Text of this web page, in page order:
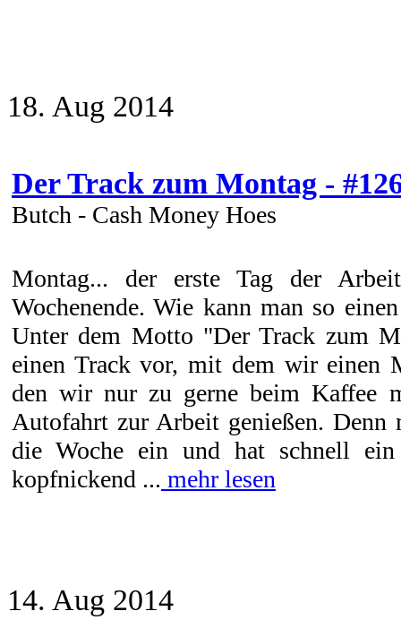
18. Aug 2014
Der Track zum Montag -
Butch - Cash Money Hoes
Montag... der erste Tag der
Wochenende. Wie kann man so
Unter dem Motto "Der Track zum
einen Track vor, mit dem wir einen
den wir nur zu gerne beim Kaffee
Autofahrt zur Arbeit genießen.
die Woche ein und hat schnell
kopfnickend ... mehr lesen
14. Aug 2014